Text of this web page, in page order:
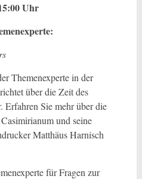
Uhr
Themenexperte in der
über die Zeit des
Erfahren Sie mehr über die
und seine
Matthäus Harnisch
für Fragen zur